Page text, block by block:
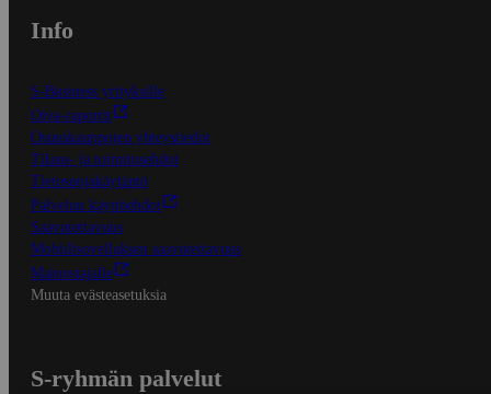
Info
S-Business yrityksille
Oiva-raportit
Osuuskauppojen yhteystiedot
Tilaus- ja toimitusehdot
Tietosuojakäytäntö
Palvelun käyttöehdot
Saavutettavuus
Mobiilisovelluksen saavutettavuus
Mainostajalle
Muuta evästeasetuksia
S-ryhmän palvelut